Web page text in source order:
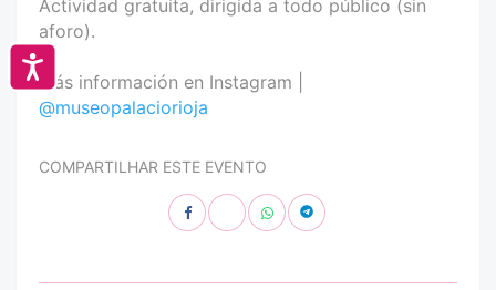
Actividad gratuita, dirigida a todo público (sin
aforo).
Más información en Instagram |
@museopalaciorioja
COMPARTILHAR ESTE EVENTO